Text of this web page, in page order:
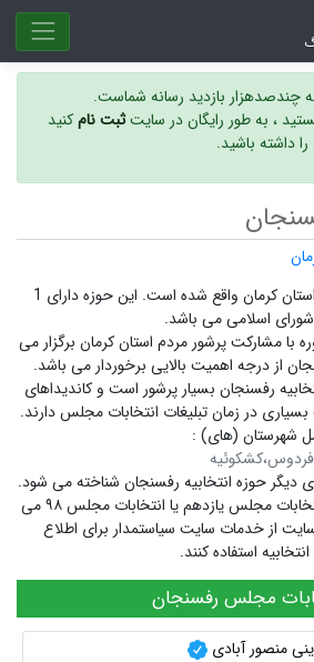
چندصدهزار بازدید رسانه شماست.
، به طور رایگان در سایتثبت نامکنید
داشته باشید.
حوزه انتخابیه رفسنجان در استان کرمان واقع شده است. این حوزه دارای 1
اسلامی می باشد.
با مشارکت پرشور مردم استان کرمان برگزار می
از درجه اهمیت بالایی برخوردار می باشد.
رفسنجان بسیار پرشور است و کاندیداهای
بسیاری در زمان تبلیغات انتخابات مجلس دارند.
شهرستان (های) :
دیگر حوزه انتخابیه رفسنجان شناخته می شود.
کاندیداها و سیاستمداران انتخابات مجلس یازدهم یا انتخابات مجلس ۹۸ می
سایت از خدمات سایت سیاستمدار برای اطلاع
استفاده کنند.
مجلس رفسنجان
منصور آبادی